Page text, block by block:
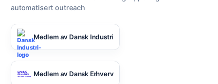
automatisert outreach
Medlem av Dansk Industri
Medlem av Dansk Erhverv